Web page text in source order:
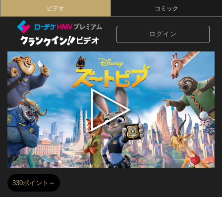
ビデオ コミック
ログイン
330ポイント～